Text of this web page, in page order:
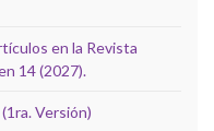
en la Revista
14 (2027).
Versión)